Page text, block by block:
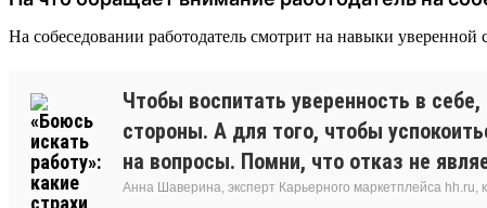
На собеседовании работодатель смотрит на навыки
Чтобы воспитать уверенность в
стороны. А для того, чтобы
на вопросы. Помни, что отказ не
Анна Шаверина, эксперт Карьерного маркетплейса hh.ru,